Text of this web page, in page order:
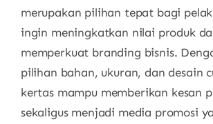
merupakan pilihan tepat bagi
ingin meningkatkan nilai produk
memperkuat branding bisnis.
pilihan bahan, ukuran, dan desain
kertas mampu memberikan kesan
sekaligus menjadi media promosi